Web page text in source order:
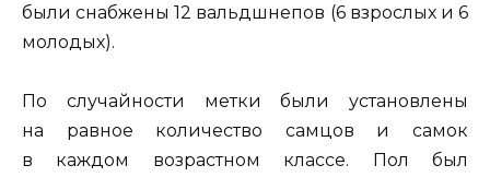
были снабжены 12 вальдшнепов (6 взрослых и 6
молодых).
По случайности метки были установлены
на равное количество самцов и самок
в каждом возрастном классе. Пол был